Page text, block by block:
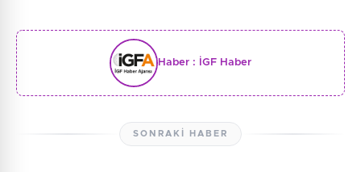
Haber : İGF Haber
SONRAKI HABER